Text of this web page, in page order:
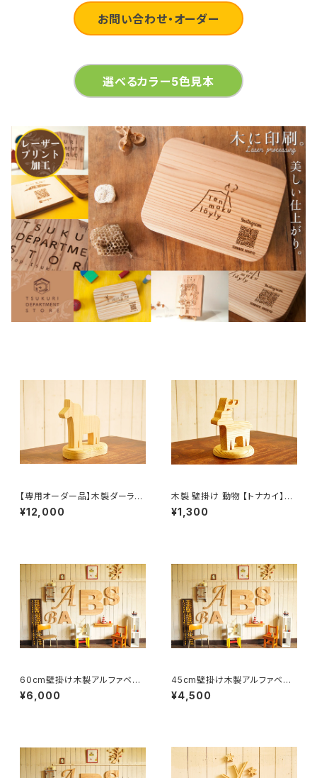
お問い合わせ・オーダー
選べるカラー5色見本
【専用オーダー品】木製ダーラナ
ホース 【うま】スタンド台つき10
個
¥12,000
木製 壁掛け 動物 【トナカイ】ス
タンド台つき オブジェ 北欧
¥1,300
60cm壁掛け木製アルファベッ
ト文字ビッグサイズ【A〜Z】
¥6,000
45cm壁掛け木製アルファベット
文字ビッグサイズ【A〜Z】
¥4,500